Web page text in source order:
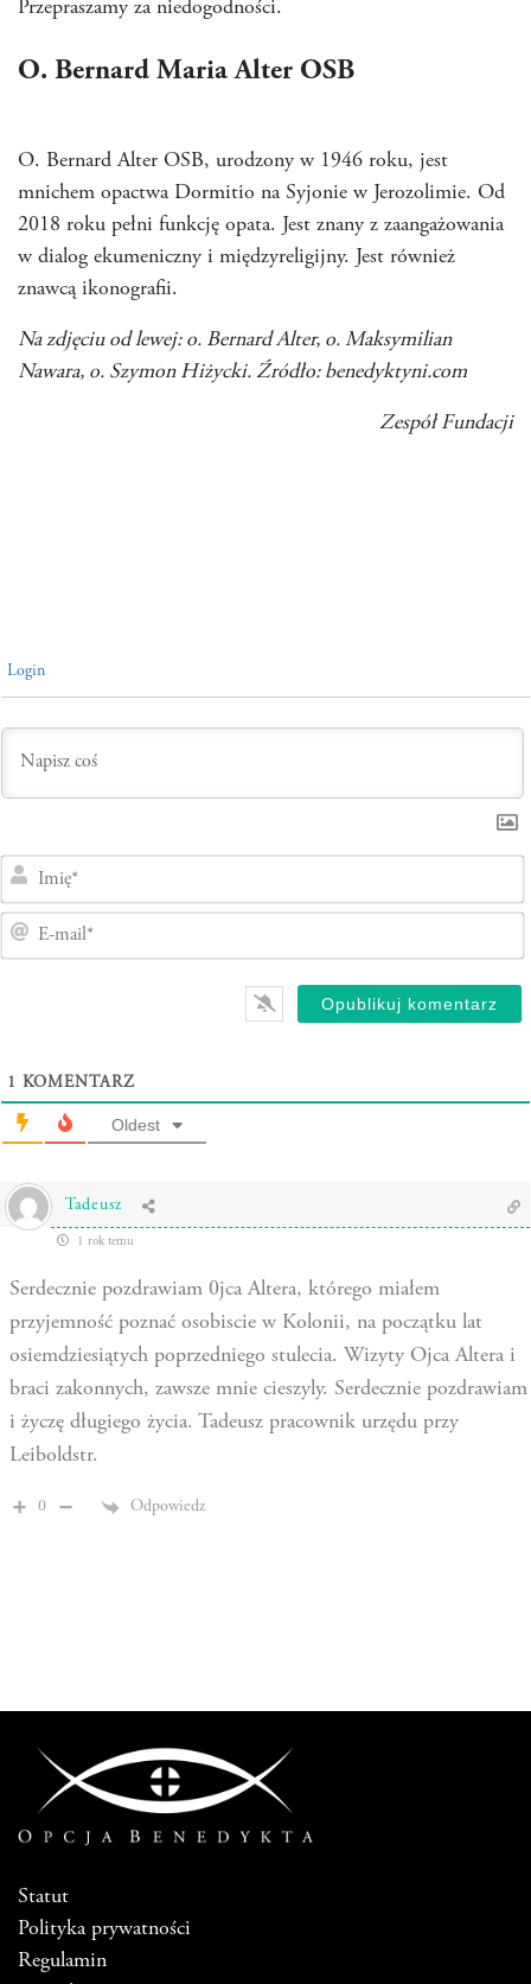
Przepraszamy za niedogodności.
O. Bernard Maria Alter OSB
O. Bernard Alter OSB, urodzony w 1946 roku, jest
mnichem opactwa Dormitio na Syjonie w Jerozolimie. Od
2018 roku pełni funkcję opata. Jest znany z zaangażowania
w dialog ekumeniczny i międzyreligijny. Jest również
znawcą ikonografii.
Na zdjęciu od lewej: o. Bernard Alter, o. Maksymilian
Nawara, o. Szymon Hiżycki. Źródło: benedyktyni.com
Zespół Fundacji
Login
1 KOMENTARZ
Oldest
Tadeusz
1 rok temu
Serdecznie pozdrawiam 0jca Altera, którego miałem
przyjemność poznać osobiscie w Kolonii, na początku lat
osiemdziesiątych poprzedniego stulecia. Wizyty Ojca Altera i
braci zakonnych, zawsze mnie cieszyly. Serdecznie pozdrawiam
i życzę długiego życia. Tadeusz pracownik urzędu przy
Leiboldstr.
0 Odpowiedz
Statut
Polityka prywatności
Regulamin